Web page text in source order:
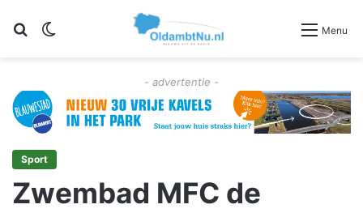
Zoeken Menu
- advertentie -
Sport
Zwembad MFC de